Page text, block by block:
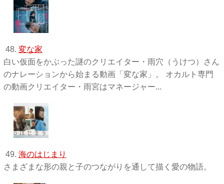
48. 変な家
白い仮面をかぶった謎のクリエイター・雨穴（うけつ）さん
のナレーションから始まる動画「変な家」。 オカルト専門
の動画クリエイター・雨宮はマネージャー...
49. 海のはじまり
さまざまな形の親と子のつながりを通して描く愛の物語。